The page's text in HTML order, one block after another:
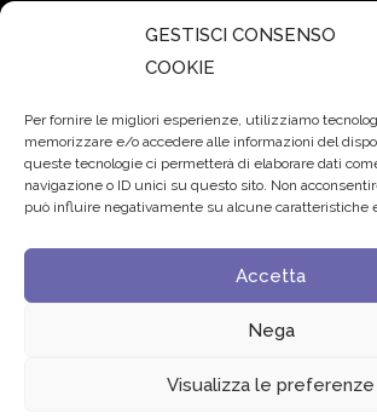
GESTISCI CONSENSO
COOKIE
Per fornire le migliori esperienze, utilizziamo
memorizzare e/o accedere alle informazioni del
queste tecnologie ci permetterà di elaborare dati
navigazione o ID unici su questo sito. Non
può influire negativamente su alcune caratteristiche
Accetta
Nega
Visualizza le preferenze
secsolutionforum 2026: è Bologna la
Padre Benanti: «Intelligenza artificiale?
algoritmi del potere serve una
Edvance – Digital Education Hub